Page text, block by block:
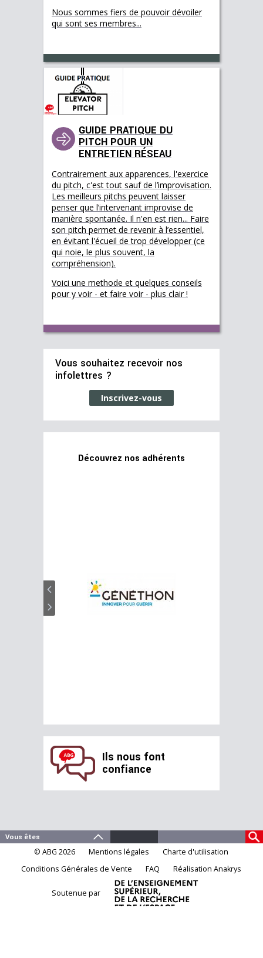
Nous sommes fiers de pouvoir dévoiler
qui sont ses membres...
GUIDE PRATIQUE DU
PITCH POUR UN
ENTRETIEN RÉSEAU
Contrairement aux apparences, l'exercice
du pitch, c'est tout sauf de l’improvisation.
Les meilleurs pitchs peuvent laisser
penser que l’intervenant improvise de
manière spontanée. Il n'en est rien... Faire
son pitch permet de revenir à l’essentiel,
en évitant l'écueil de trop développer (ce
qui noie, le plus souvent, la
compréhension).
Voici une methode et quelques conseils
pour y voir - et faire voir - plus clair !
Vous souhaitez recevoir nos
infolettres ?
Inscrivez-vous
Découvrez nos adhérents
Ils nous font
confiance
© ABG 2026 Mentions légales
Charte d'utilisation
Conditions Générales de Vente
FAQ Réalisation Anakrys
Soutenue par